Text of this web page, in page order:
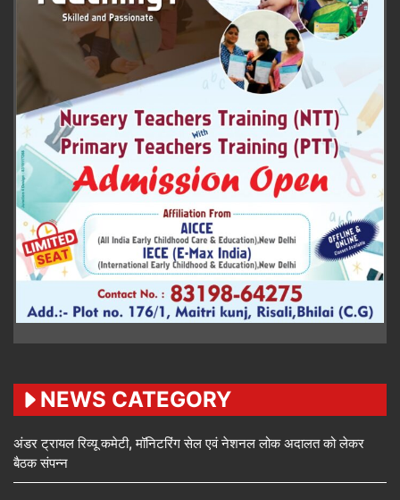
NEWS CATEGORY
अंडर ट्रायल रिव्यू कमेटी, मॉनिटरिंग सेल एवं नेशनल लोक अदालत को लेकर
बैठक संपन्न